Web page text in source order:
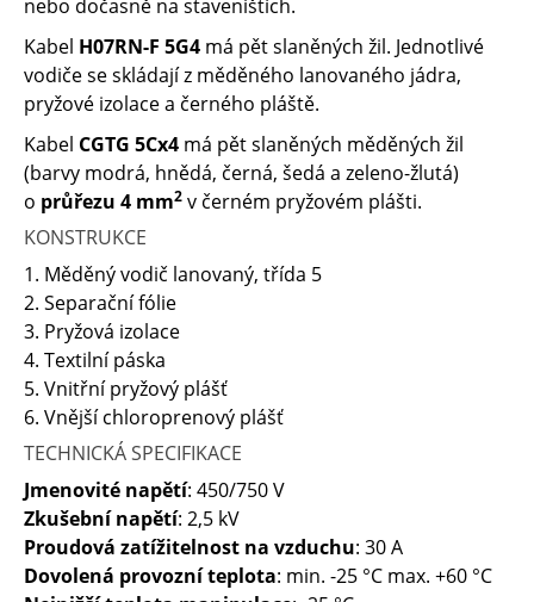
nebo dočasně na staveništích.
Kabel H07RN-F 5G4 má pět slaněných žil. Jednotlivé
vodiče se skládají z měděného lanovaného jádra,
pryžové izolace a černého pláště.
Kabel CGTG 5Cx4 má pět slaněných měděných žil
(barvy modrá, hnědá, černá, šedá a zeleno-žlutá)
o průřezu 4 mm2 v černém pryžovém plášti.
KONSTRUKCE
1. Měděný vodič lanovaný, třída 5
2. Separační fólie
3. Pryžová izolace
4. Textilní páska
5. Vnitřní pryžový plášť
6. Vnější chloroprenový plášť
TECHNICKÁ SPECIFIKACE
Jmenovité napětí: 450/750 V
Zkušební napětí: 2,5 kV
Proudová zatížitelnost na vzduchu: 30 A
Dovolená provozní teplota: min. -25 °C max. +60 °C